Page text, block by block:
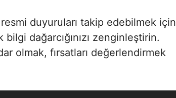
duyuruları takip edebilmek için
dağarcığınızı zenginleştirin.
olmak, fırsatları değerlendirmek